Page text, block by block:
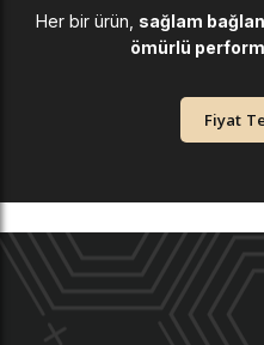
Her bir ürün, sağlam
ömürlü
Fiyat